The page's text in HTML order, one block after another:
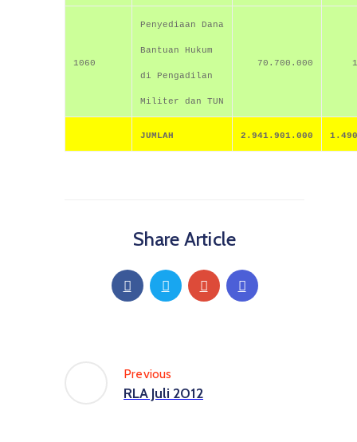
1060
Penyediaan Dana
Bantuan Hukum
di Pengadilan
Militer dan TUN
70.700.000
JUMLAH 2.941.901.000
Share Article
Previous
RLA Juli 2012